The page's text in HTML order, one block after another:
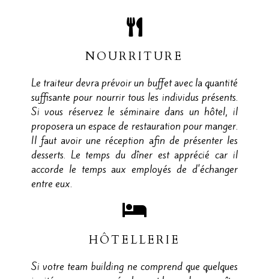
NOURRITURE
Le traiteur devra prévoir un buffet avec la quantité
suffisante pour nourrir tous les individus présents.
Si vous réservez le séminaire dans un hôtel, il
proposera un espace de restauration pour manger.
Il faut avoir une réception afin de présenter les
desserts. Le temps du dîner est apprécié car il
accorde le temps aux employés de d'échanger
entre eux.
HÔTELLERIE
Si votre team building ne comprend que quelques